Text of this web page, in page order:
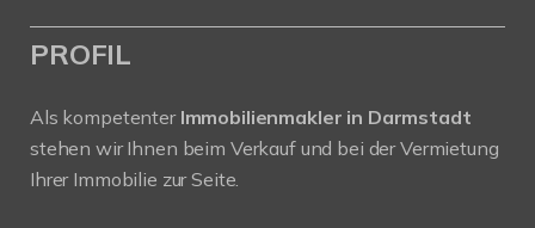
PROFIL
Als kompetenter Immobilienmakler in Darmstadt
stehen wir Ihnen beim Verkauf und bei der Vermietung
Ihrer Immobilie zur Seite.